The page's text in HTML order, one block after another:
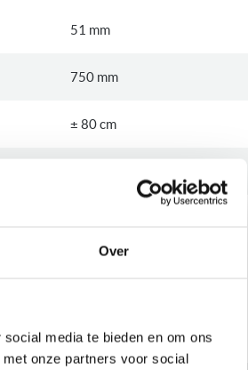
Over
media te bieden en om ons
onze partners voor social
51 mm
750 mm
± 80 cm
Bosch